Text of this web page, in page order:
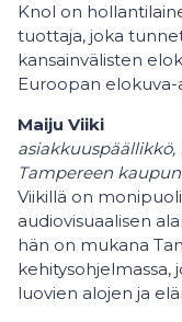
Knol on
tuottaja, joka
kansainvälisten
Euroopan
Maiju Viiki
Tampereen
Viikillä on
audiovisuaalisen
hän on mukana
kehitysohjelmassa,
luovien alojen ja